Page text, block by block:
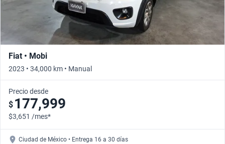
Fiat • Mobi
2023 • 34,000 km • Manual
Precio desde
$ 177,999
$3,651 /mes*
Ciudad de México • Entrega 16 a 30 días